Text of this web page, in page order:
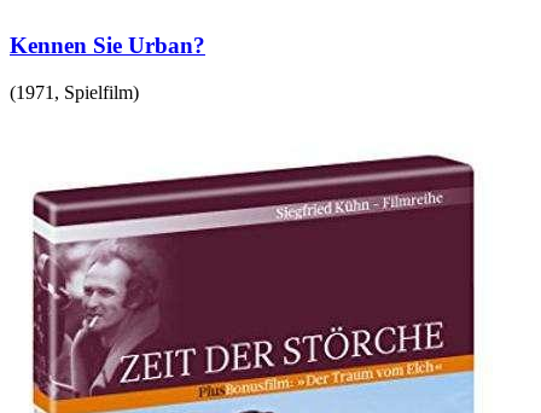
Kennen Sie Urban?
(1971 , Spielfilm)